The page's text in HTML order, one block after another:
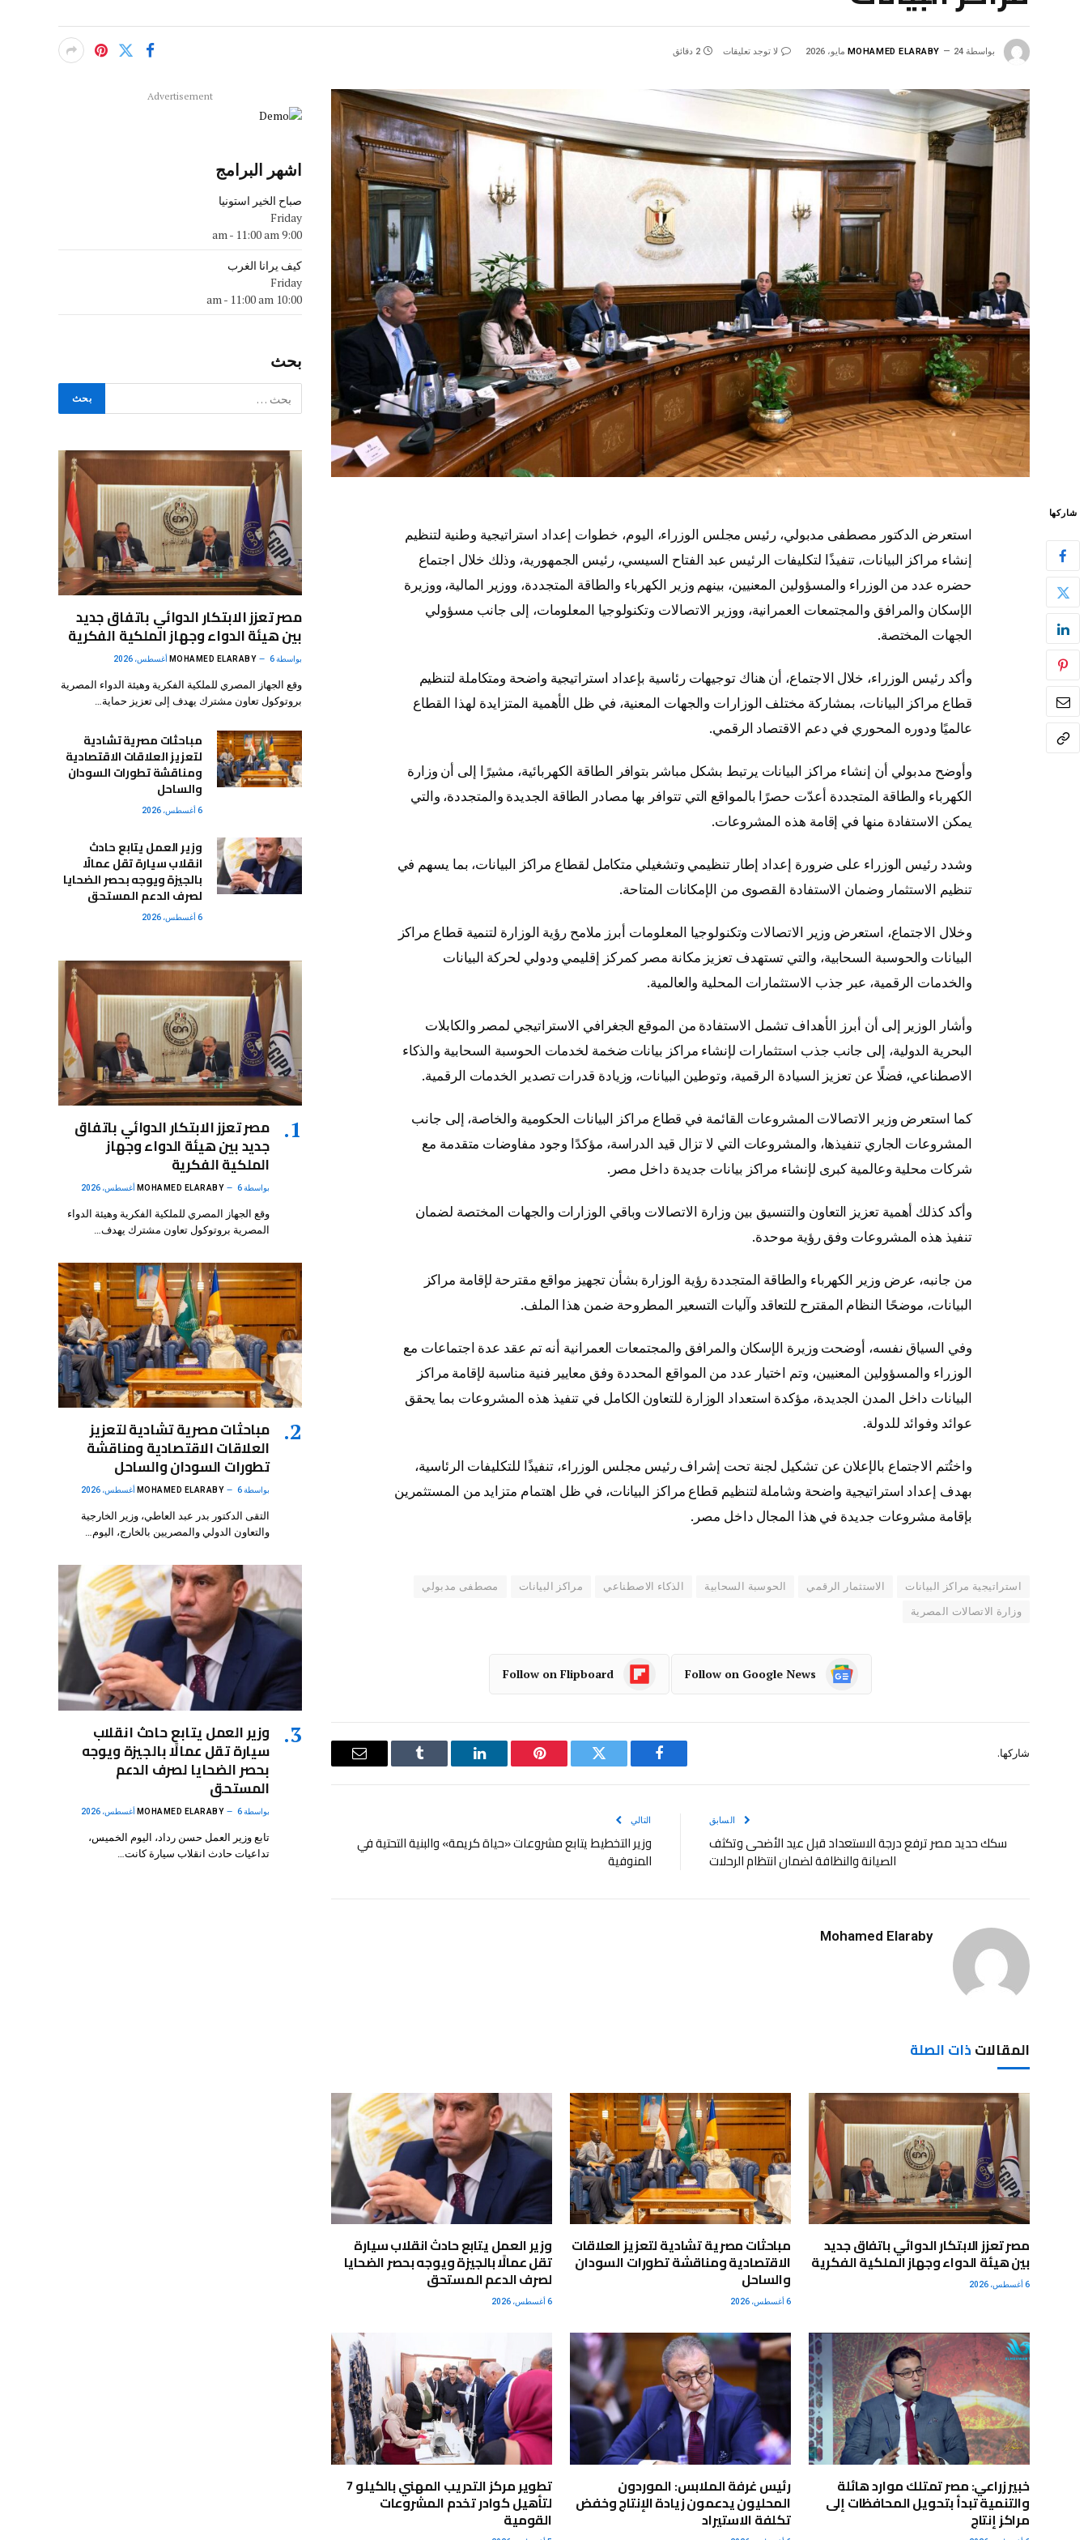
بواسطة MOHAMED ELARABY 24 مايو، 2026 لا توجد تعليقات 2 دقائق
شاركها
استعرض الدكتور مصطفى مدبولي، رئيس مجلس الوزراء، اليوم، خطوات إعداد استراتيجية وطنية لتنظيم
إنشاء مراكز البيانات، تنفيذًا لتكليفات الرئيس عبد الفتاح السيسي، رئيس الجمهورية، وذلك خلال اجتماع
حضره عدد من الوزراء والمسؤولين المعنيين، بينهم وزير الكهرباء والطاقة المتجددة، ووزير المالية، ووزيرة
الإسكان والمرافق والمجتمعات العمرانية، ووزير الاتصالات وتكنولوجيا المعلومات، إلى جانب مسؤولي
الجهات المختصة.
وأكد رئيس الوزراء، خلال الاجتماع، أن هناك توجيهات رئاسية بإعداد استراتيجية واضحة ومتكاملة لتنظيم
قطاع مراكز البيانات، بمشاركة مختلف الوزارات والجهات المعنية، في ظل الأهمية المتزايدة لهذا القطاع
عالميًا ودوره المحوري في دعم الاقتصاد الرقمي.
وأوضح مدبولي أن إنشاء مراكز البيانات يرتبط بشكل مباشر بتوافر الطاقة الكهربائية، مشيرًا إلى أن وزارة
الكهرباء والطاقة المتجددة أعدّت حصرًا بالمواقع التي تتوافر بها مصادر الطاقة الجديدة والمتجددة، والتي
يمكن الاستفادة منها في إقامة هذه المشروعات.
وشدد رئيس الوزراء على ضرورة إعداد إطار تنظيمي وتشغيلي متكامل لقطاع مراكز البيانات، بما يسهم في
تنظيم الاستثمار وضمان الاستفادة القصوى من الإمكانات المتاحة.
وخلال الاجتماع، استعرض وزير الاتصالات وتكنولوجيا المعلومات أبرز ملامح رؤية الوزارة لتنمية قطاع مراكز
البيانات والحوسبة السحابية، والتي تستهدف تعزيز مكانة مصر كمركز إقليمي ودولي لحركة البيانات
والخدمات الرقمية، عبر جذب الاستثمارات المحلية والعالمية.
وأشار الوزير إلى أن أبرز الأهداف تشمل الاستفادة من الموقع الجغرافي الاستراتيجي لمصر والكابلات
البحرية الدولية، إلى جانب جذب استثمارات لإنشاء مراكز بيانات ضخمة لخدمات الحوسبة السحابية والذكاء
الاصطناعي، فضلًا عن تعزيز السيادة الرقمية، وتوطين البيانات، وزيادة قدرات تصدير الخدمات الرقمية.
كما استعرض وزير الاتصالات المشروعات القائمة في قطاع مراكز البيانات الحكومية والخاصة، إلى جانب
المشروعات الجاري تنفيذها، والمشروعات التي لا تزال قيد الدراسة، مؤكدًا وجود مفاوضات متقدمة مع
شركات محلية وعالمية كبرى لإنشاء مراكز بيانات جديدة داخل مصر.
وأكد كذلك أهمية تعزيز التعاون والتنسيق بين وزارة الاتصالات وباقي الوزارات والجهات المختصة لضمان
تنفيذ هذه المشروعات وفق رؤية موحدة.
من جانبه، عرض وزير الكهرباء والطاقة المتجددة رؤية الوزارة بشأن تجهيز مواقع مقترحة لإقامة مراكز
البيانات، موضحًا النظام المقترح للتعاقد وآليات التسعير المطروحة ضمن هذا الملف.
وفي السياق نفسه، أوضحت وزيرة الإسكان والمرافق والمجتمعات العمرانية أنه تم عقد عدة اجتماعات مع
الوزراء والمسؤولين المعنيين، وتم اختيار عدد من المواقع المحددة وفق معايير فنية مناسبة لإقامة مراكز
البيانات داخل المدن الجديدة، مؤكدة استعداد الوزارة للتعاون الكامل في تنفيذ هذه المشروعات بما يحقق
عوائد وفوائد للدولة.
واختُتم الاجتماع بالإعلان عن تشكيل لجنة تحت إشراف رئيس مجلس الوزراء، تنفيذًا للتكليفات الرئاسية،
بهدف إعداد استراتيجية واضحة وشاملة لتنظيم قطاع مراكز البيانات، في ظل اهتمام متزايد من المستثمرين
بإقامة مشروعات جديدة في هذا المجال داخل مصر.
استراتيجية مراكز البيانات الاستثمار الرقمي الحوسبة السحابية الذكاء الاصطناعي مراكز البيانات مصطفى مدبولي
وزارة الاتصالات المصرية
Follow on Google News
Follow on Flipboard
شاركها.
فيسبوك
تويتر بينتيريستلينكدإن Tumblr
البريد
السابق
سكك حديد مصر ترفع درجة الاستعداد قبل عيد الأضحى وتكثف
الصيانة والنظافة لضمان انتظام الرحلات
التالي
وزير التخطيط يتابع مشروعات «حياة كريمة» والبنية التحتية في
المنوفية
Mohamed Elaraby
المقالاتذات الصلة
مصر تعزز الابتكار الدوائي باتفاق جديد
بين هيئة الدواء وجهاز الملكية الفكرية
6 أغسطس، 2026
مباحثات مصرية تشادية لتعزيز العلاقات
الاقتصادية ومناقشة تطورات السودان
والساحل
6 أغسطس، 2026
وزير العمل يتابع حادث انقلاب سيارة
تقل عمالًا بالجيزة ويوجه بحصر الضحايا
لصرف الدعم المستحق
6 أغسطس، 2026
خبير زراعي: مصر تمتلك موارد هائلة
والتنمية تبدأ بتحويل المحافظات إلى
مراكز إنتاج
رئيس غرفة الملابس: الموردون
المحليون يدعمون زيادة الإنتاج وخفض
تكلفة الاستيراد
تطوير مركز التدريب المهني بالكيلو 7
لتأهيل كوادر تخدم المشروعات
القومية
Advertisement
اشهر البرامج
صباح الخير استونيا
Friday
9:00 am
- 11:00 am
كيف يرانا الغرب
Friday
10:00 am
- 11:00 am
بحث
مصر تعزز الابتكار الدوائي باتفاق جديد
بين هيئة الدواء وجهاز الملكية الفكرية
بواسطة MOHAMED ELARABY 6 أغسطس، 2026
وقع الجهاز المصري للملكية الفكرية وهيئة الدواء المصرية
بروتوكول تعاون مشترك يهدف إلى تعزيز حماية…
مباحثات مصرية تشادية
لتعزيز العلاقات الاقتصادية
ومناقشة تطورات السودان
والساحل
6 أغسطس، 2026
وزير العمل يتابع حادث
انقلاب سيارة تقل عمالًا
بالجيزة ويوجه بحصر الضحايا
لصرف الدعم المستحق
6 أغسطس، 2026
مصر تعزز الابتكار الدوائي باتفاق
جديد بين هيئة الدواء وجهاز
الملكية الفكرية
بواسطة MOHAMED ELARABY 6 أغسطس، 2026
وقع الجهاز المصري للملكية الفكرية وهيئة الدواء
المصرية بروتوكول تعاون مشترك يهدف…
مباحثات مصرية تشادية لتعزيز
العلاقات الاقتصادية ومناقشة
تطورات السودان والساحل
بواسطة MOHAMED ELARABY 6 أغسطس، 2026
التقى الدكتور بدر عبد العاطي، وزير الخارجية
والتعاون الدولي والمصريين بالخارج، اليوم…
وزير العمل يتابع حادث انقلاب
سيارة تقل عمالًا بالجيزة ويوجه
بحصر الضحايا لصرف الدعم
المستحق
بواسطة MOHAMED ELARABY 6 أغسطس، 2026
تابع وزير العمل حسن رداد، اليوم الخميس،
تداعيات حادث انقلاب سيارة كانت…